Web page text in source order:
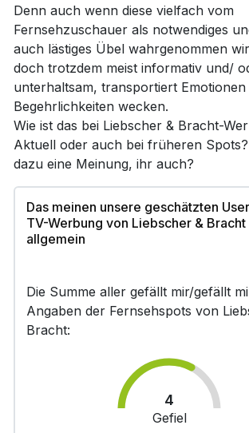
Denn auch wenn diese vielfach vom
Fernsehzuschauer als notwendiges
auch lästiges Übel wahrgenommen
doch trotzdem meist informativ und/
unterhaltsam, transportiert
Begehrlichkeiten wecken.
Wie ist das bei Liebscher & Bracht-
Aktuell oder auch bei früheren
dazu eine Meinung, ihr auch?
Das meinen unsere geschätzten
TV-Werbung von Liebscher & Bracht
allgemein
Die Summe aller gefällt mir/gefällt
Angaben der Fernsehspots von
Bracht:
4
Gefiel